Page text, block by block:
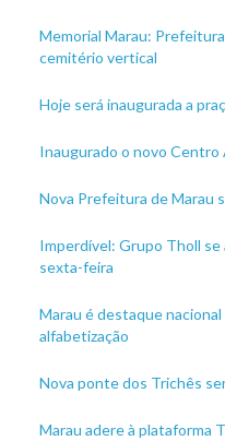
Memorial Marau:
cemitério vertical
Hoje será inaugurada a
Inaugurado o novo
Nova Prefeitura de Marau
Imperdível: Grupo Tholl
sexta-feira
Marau é destaque
alfabetização
Nova ponte dos Trichês
Marau adere à plataforma